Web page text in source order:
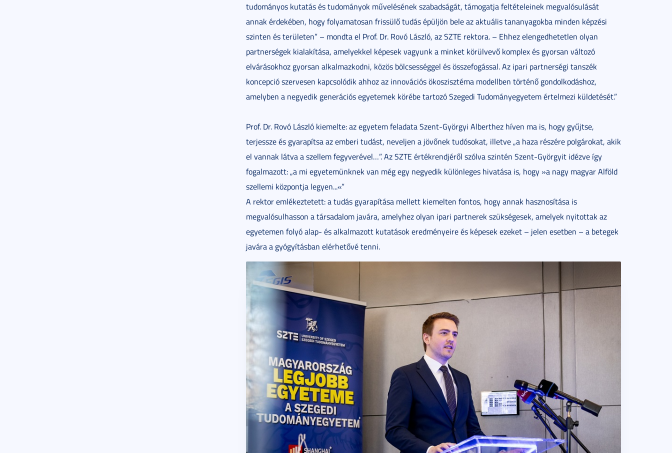
tudományos kutatás és tudományok művelésének szabadságát, támogatja feltételeinek megvalósulását
annak érdekében, hogy folyamatosan frissülő tudás épüljön bele az aktuális tananyagokba minden képzési
szinten és területen” – mondta el Prof. Dr. Rovó László, az SZTE rektora. – Ehhez elengedhetetlen olyan
partnerségek kialakítása, amelyekkel képesek vagyunk a minket körülvevő komplex és gyorsan változó
elvárásokhoz gyorsan alkalmazkodni, közös bölcsességgel és összefogással. Az ipari partnerségi tanszék
koncepció szervesen kapcsolódik ahhoz az innovációs ökoszisztéma modellben történő gondolkodáshoz,
amelyben a negyedik generációs egyetemek körébe tartozó Szegedi Tudományegyetem értelmezi küldetését.”
Prof. Dr. Rovó László kiemelte: az egyetem feladata Szent-Györgyi Alberthez híven ma is, hogy gyűjtse,
terjessze és gyarapítsa az emberi tudást, neveljen a jövőnek tudósokat, illetve „a haza részére polgárokat, akik
el vannak látva a szellem fegyverével…”. Az SZTE értékrendjéről szólva szintén Szent-Györgyit idézve így
fogalmazott: „a mi egyetemünknek van még egy negyedik különleges hivatása is, hogy »a nagy magyar Alföld
szellemi központja legyen...«”
A rektor emlékeztetett: a tudás gyarapítása mellett kiemelten fontos, hogy annak hasznosítása is
megvalósulhasson a társadalom javára, amelyhez olyan ipari partnerek szükségesek, amelyek nyitottak az
egyetemen folyó alap- és alkalmazott kutatások eredményeire és képesek ezeket – jelen esetben – a betegek
javára a gyógyításban elérhetővé tenni.